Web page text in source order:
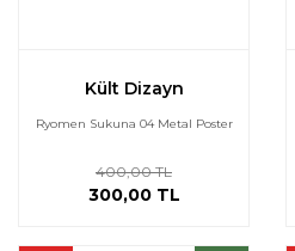
Kült Dizayn
Ryomen Sukuna 04 Metal Poster
400,00 TL
300,00 TL